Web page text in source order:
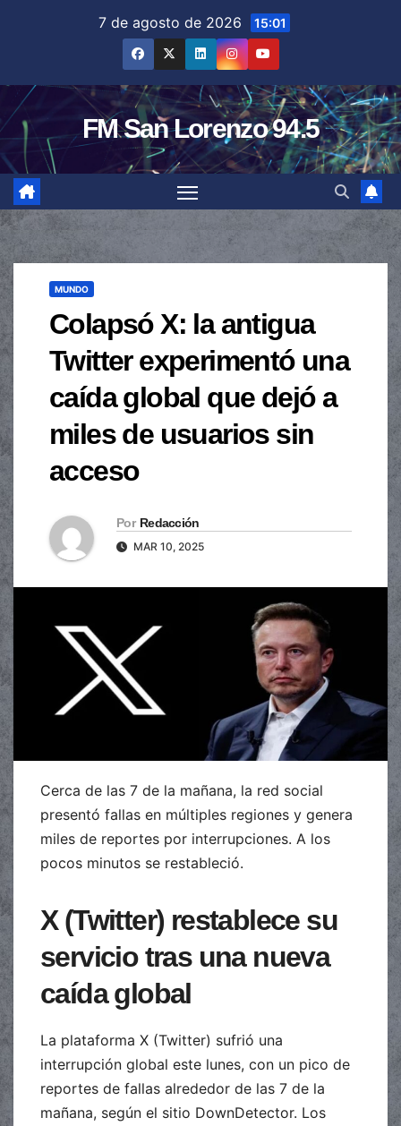
7 de agosto de 2026 15:01
FM San Lorenzo 94.5
MUNDO
Colapsó X: la antigua
Twitter experimentó una
caída global que dejó a
miles de usuarios sin
acceso
Por Redacción
MAR 10, 2025
Cerca de las 7 de la mañana, la red social
presentó fallas en múltiples regiones y genera
miles de reportes por interrupciones. A los
pocos minutos se restableció.
X (Twitter) restablece su
servicio tras una nueva
caída global
La plataforma X (Twitter) sufrió una
interrupción global este lunes, con un pico de
reportes de fallas alrededor de las 7 de la
mañana, según el sitio DownDetector. Los